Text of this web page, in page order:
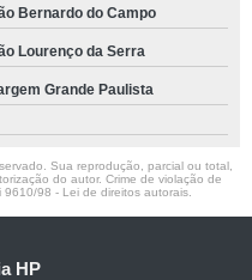
Bernardo do Campo
Lourenço da Serra
Grande Paulista
Sua reprodução, parcial ou total,
do autor. Crime de violação de
9610/98 - Lei de direitos autorais
HP